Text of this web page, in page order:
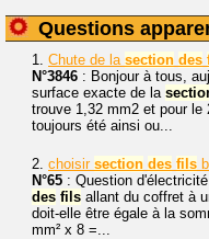
Questions
1. Chute de la section des
N°3846 : Bonjour à tous,
surface exacte de la
trouve 1,32 mm2 et pour
toujours été ainsi ou...
2. choisir section des fils
N°65 : Question
des fils allant du coffret à
doit-elle être égale à la
mm² x 8 =...